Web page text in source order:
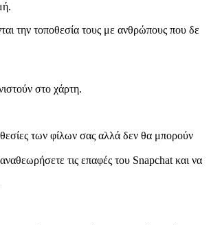
την τοποθεσία τους με ανθρώπους που δε
στο χάρτη.
των φίλων σας αλλά δεν θα μπορούν
τις επαφές του Snapchat και να